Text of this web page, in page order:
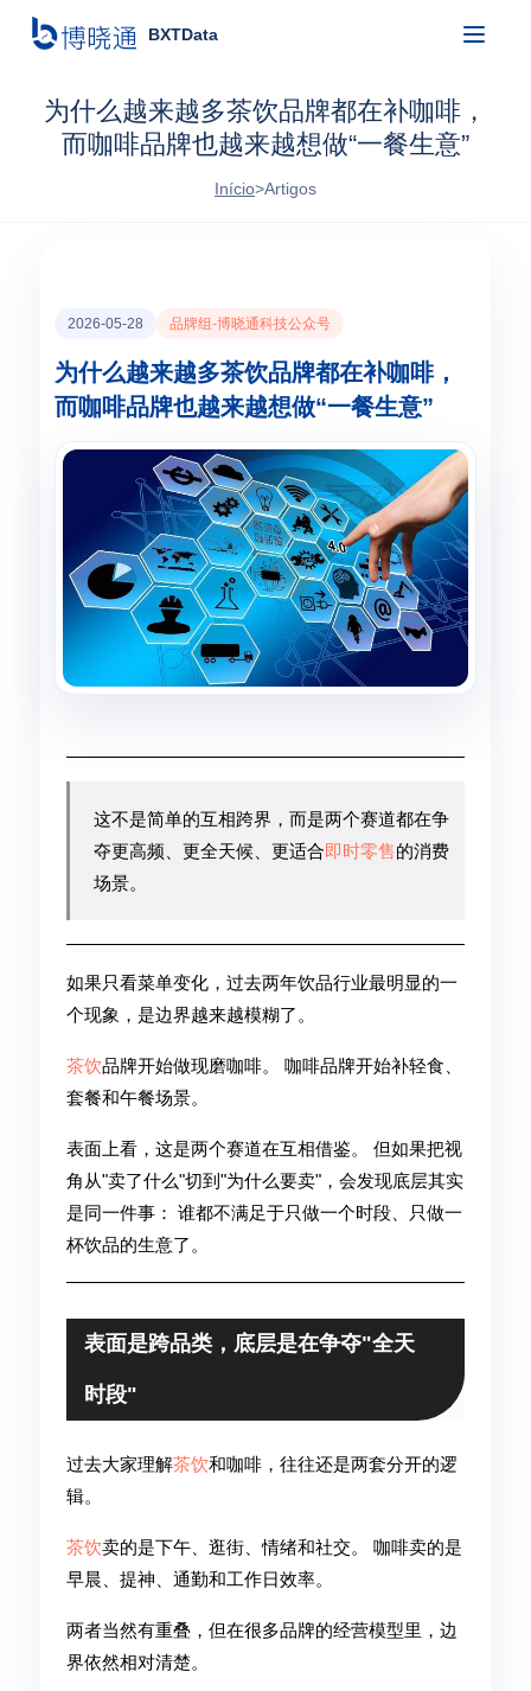
BXTData
为什么越来越多茶饮品牌都在补咖啡，
而咖啡品牌也越来越想做“一餐生意”
Início>Artigos
2026-05-28 品牌组-博晓通科技公众号
为什么越来越多茶饮品牌都在补咖啡，
而咖啡品牌也越来越想做“一餐生意”
这不是简单的互相跨界，而是两个赛道都在争
夺更高频、更全天候、更适合即时零售的消费
场景。
如果只看菜单变化，过去两年饮品行业最明显的一
个现象，是边界越来越模糊了。
茶饮品牌开始做现磨咖啡。 咖啡品牌开始补轻食、
套餐和午餐场景。
表面上看，这是两个赛道在互相借鉴。 但如果把视
角从"卖了什么"切到"为什么要卖"，会发现底层其实
是同一件事： 谁都不满足于只做一个时段、只做一
杯饮品的生意了。
表面是跨品类，底层是在争夺"全天
时段"
过去大家理解茶饮和咖啡，往往还是两套分开的逻
辑。
茶饮卖的是下午、逛街、情绪和社交。 咖啡卖的是
早晨、提神、通勤和工作日效率。
两者当然有重叠，但在很多品牌的经营模型里，边
界依然相对清楚。